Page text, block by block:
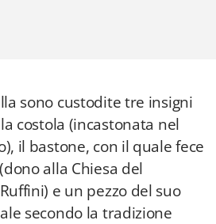
sono custodite tre insigni
costola (incastonata nel
il bastone, con il quale fece
alla Chiesa del
e un pezzo del suo
secondo la tradizione